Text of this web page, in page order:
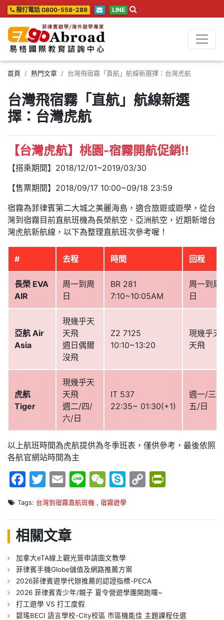
撥打電話 0800-558-289 LINE
首頁 熱門文章 台灣飛宿霧「直航」航線新選擇：台灣虎航
台灣飛宿霧「直航」航線新選
擇：台灣虎航
【台灣虎航】桃園-宿霧開航促銷!!
【搭乘期間】2018/12/01~2019/03/30
【售票期間】2018/09/17 10:00~09/18 23:59
宿霧為菲律賓第二大城之美麗海島，適合旅遊或遊學，從台
灣到宿霧目前直航班機為長榮航空、亞洲航空，近期新增台
灣虎航新航線，以下為整理直航班次參考喔！
# 去程 時間 回程
長榮 EVA
AIR
周一到周
日
BR 281
7:10~10:05AM
周一到周
日
亞航 Air
Asia
現幾乎天
天飛
週日偶爾
沒飛
Z2 7125
10:10~13:20
現幾乎天
天飛
虎航
Tiger
現幾乎天
天飛
週二/四/
六/日
IT 537
22:35~ 01:30(+1)
週一/三/
五/日
以上航班時間為虎航提供為冬季班表，僅供參考，最後依照
各航官網站時間為主
Facebook
Twitter
Email
LineWeChat
Skype
Copy
Tags: 台灣到宿霧直航班機 ,宿霧遊學
相關文章
加拿大eTA線上觀光簽申請圖文教學
菲律賓手機Globe儲值及網路推薦方案
2026菲律賓遊學代辦推薦的認證指標-PECA
2026 菲律賓青少年/親子 夏令營遊學團開跑囉~
打工遊學 VS 打工度假
碧瑤BECI 語言學校-City校區 市區機能佳 主題課程任選